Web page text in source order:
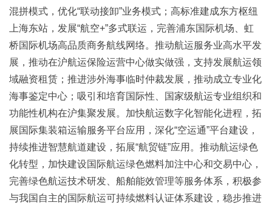
混拼模式，优化“联动接卸”业务模式；高标准建成东方枢纽
上海东站，发展“航空+”多式联运，完善浦东国际机场、虹
桥国际机场高品质商务航线网络。推动航运服务业高水平发
展，推动在沪航运保险运营中心做实做强，支持发展航运领
域融资租赁；推进涉外海事临时仲裁发展，推动成立专业化
海事鉴定中心；吸引和培育国际性、国家级航运专业组织和
功能性机构在沪集聚发展。加快航运数字化智能化进程，拓
展国际集装箱运输服务平台应用，深化“空运通”平台建设，
持续推进智慧航道建设，拓展“航贸链”应用。推动航运绿色
化转型，加快建设国际航运绿色燃料加注中心和交易中心，
完善绿色航运技术研发、船舶能效管理等服务体系，积极参
与我国自主的国际航运可持续燃料认证体系建设，稳步推进